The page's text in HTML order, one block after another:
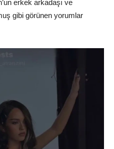
erkek arkadaşı ve
gibi görünen yorumlar